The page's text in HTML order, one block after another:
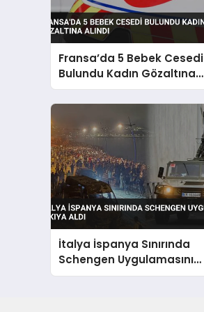
Fransa’da 5 Bebek Cesedi
Bulundu Kadın Gözaltına
Alındı
İtalya İspanya Sınırında
Schengen Uygulamasını
Askıya Aldı